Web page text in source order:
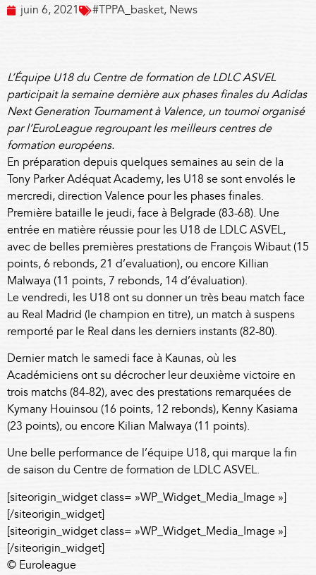
juin 6, 2021 #TPPA_basket, News
L’Équipe U18 du Centre de formation de LDLC ASVEL
participait la semaine dernière aux phases finales du Adidas
Next Generation Tournament à Valence, un tournoi organisé
par l’EuroLeague regroupant les meilleurs centres de
formation européens.
En préparation depuis quelques semaines au sein de la
Tony Parker Adéquat Academy, les U18 se sont envolés le
mercredi, direction Valence pour les phases finales.
Première bataille le jeudi, face à Belgrade (83-68). Une
entrée en matière réussie pour les U18 de LDLC ASVEL,
avec de belles premières prestations de François Wibaut (15
points, 6 rebonds, 21 d’evaluation), ou encore Killian
Malwaya (11 points, 7 rebonds, 14 d’évaluation).
Le vendredi, les U18 ont su donner un très beau match face
au Real Madrid (le champion en titre), un match à suspens
remporté par le Real dans les derniers instants (82-80).
Dernier match le samedi face à Kaunas, où les
Académiciens ont su décrocher leur deuxième victoire en
trois matchs (84-82), avec des prestations remarquées de
Kymany Houinsou (16 points, 12 rebonds), Kenny Kasiama
(23 points), ou encore Kilian Malwaya (11 points).
Une belle performance de l’équipe U18, qui marque la fin
de saison du Centre de formation de LDLC ASVEL.
[siteorigin_widget class= »WP_Widget_Media_Image »]
[/siteorigin_widget]
[siteorigin_widget class= »WP_Widget_Media_Image »]
[/siteorigin_widget]
© Euroleague